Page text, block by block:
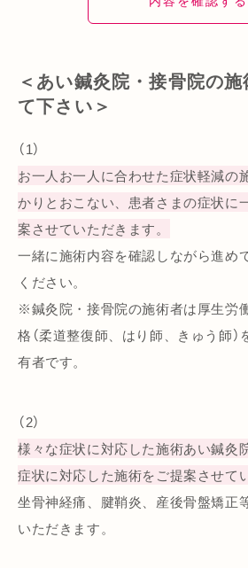
＜あい鍼灸院・接骨院の
て下さい＞
（1）
お一人お一人に合わせた症状軽減の
かりとおこない、患者さまの症状に
案させていただきます。
一緒に施術内容を確認しながら進め
ください。
※鍼灸院・接骨院の施術者は厚生労
格（柔道整復師、はり師、きゅう師
有者です。
（2）
様々な症状に対応した施術あい鍼灸
症状に対応した施術をご提案させて
坐骨神経痛、腱鞘炎、産後骨盤矯正
いただきます。